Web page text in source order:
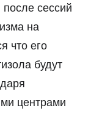
сессий
на
что его
будут
центрами